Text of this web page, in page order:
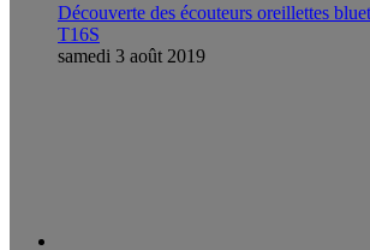
Découverte des écouteurs oreillettes
T16S
samedi 3 août 2019